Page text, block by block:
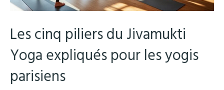
Les cinq piliers du Jivamukti
Yoga expliqués pour les yogis
parisiens